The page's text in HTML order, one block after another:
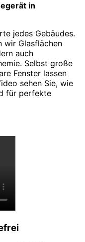
in
jedes Gebäudes.
wir Glasflächen
auch
Selbst große
Fenster lassen
sehen Sie, wie
für perfekte